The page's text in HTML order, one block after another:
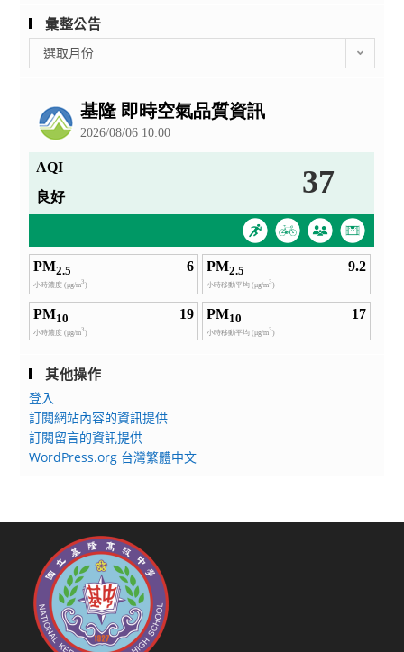
彙整公告
整
選取月份
其他操作
登入
訂閱網站內容的資訊提供
訂閱留言的資訊提供
WordPress.org 台灣繁體中文